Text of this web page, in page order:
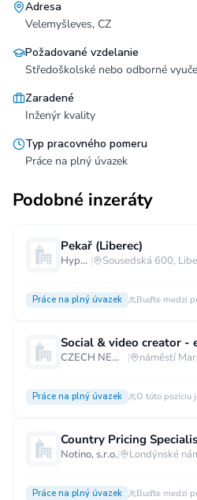
Adresa
Velemyšleves, CZ
Požadované vzdelanie
Středoškolské nebo odborné
Zaradené
Inženýr kvality
Typ pracovného pomeru
Práce na plný úvazek
Podobné inzeráty
Pekař (Liberec)
Hypermarket - Liberec | Sousedská 600,
Práce na plný úvazek Buďte medzi
Social & video creator -
CZECH NEWS CENTER a.s. | náměstí
Práce na plný úvazek O túto pozíciu
Country Pricing
Notino, s.r.o.| Londýnské
Práce na plný úvazek Buďte medzi